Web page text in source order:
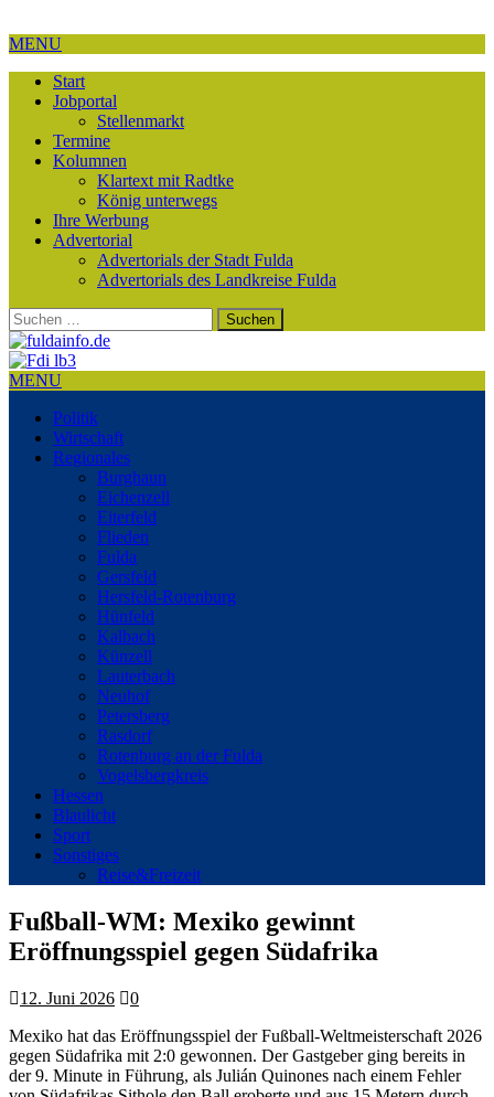
MENU
Start
Jobportal
Stellenmarkt
Termine
Kolumnen
Klartext mit Radtke
König unterwegs
Ihre Werbung
Advertorial
Advertorials der Stadt Fulda
Advertorials des Landkreise Fulda
Suchen
nach:
MENU
Politik
Wirtschaft
Regionales
Burghaun
Eichenzell
Eiterfeld
Flieden
Fulda
Gersfeld
Hersfeld-Rotenburg
Hünfeld
Kalbach
Künzell
Lauterbach
Neuhof
Petersberg
Rasdorf
Rotenburg an der Fulda
Vogelsbergkreis
Hessen
Blaulicht
Sport
Sonstiges
Reise&Freizeit
Fußball-WM: Mexiko gewinnt
Eröffnungsspiel gegen Südafrika
12. Juni 2026
0
Mexiko hat das Eröffnungsspiel der Fußball-Weltmeisterschaft 2026
gegen Südafrika mit 2:0 gewonnen. Der Gastgeber ging bereits in
der 9. Minute in Führung, als Julián Quinones nach einem Fehler